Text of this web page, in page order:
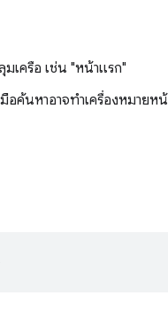
เครือ เช่น "หน้าแรก"
อค้นหาอาจทำเครื่องหมายห